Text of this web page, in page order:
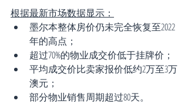
根据最新市场数据显示：
墨尔本整体房价仍未完全恢复至2022
年的高点；
超过70%的物业成交价低于挂牌价；
平均成交价比卖家报价低约2万至3万
澳元；
部分物业销售周期超过80天。